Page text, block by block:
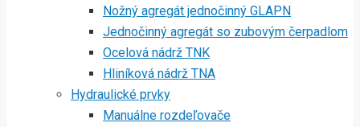
Nožný agregát jednočinný GLAPN
Jednočinný agregát so zubovým čerpadlom
Ocelová nádrž TNK
Hliníková nádrž TNA
Hydraulické prvky
Manuálne rozdeľovače